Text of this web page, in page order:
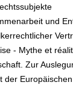
und
- Mythe et
Zur
der